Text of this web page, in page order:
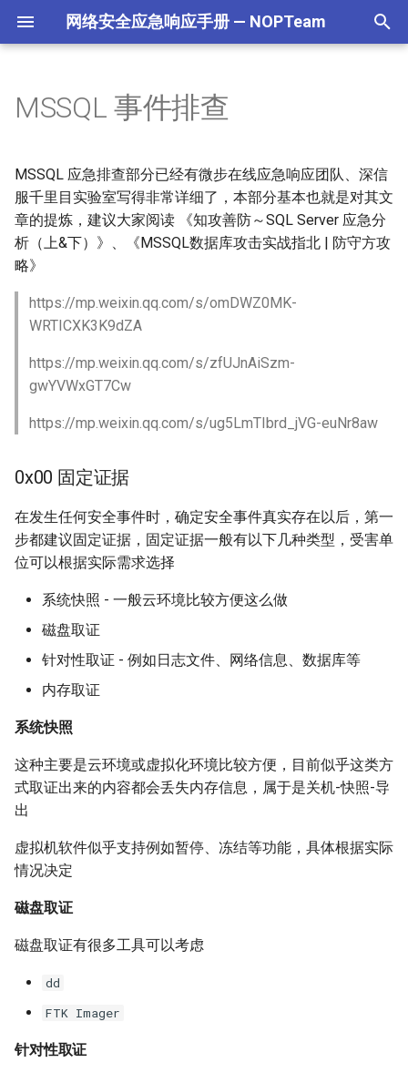
网络安全应急响应手册 — NOPTeam
化
搜
索
引
封面
简介
更新日记
处置前准备
注意事项
远控后门
勒索病毒
暴力破解
非持续性事件
恶意软件包供应链攻
常规安全检查
小技巧
知识点附录
0x00 固定证据
系统快照
磁盘取证
针对性取证
内存取证
0x02 用户及会话分析
0x03 MSSQL 登录日志分析
0x04 SQL执行日志分析
0x05 存储过程排查
1. 排查系统存储过程
3. 用户自定义存储过程
集
2. 查找程序集对应的文件
3. 添加恶意程序集日志
4. 删除程序集
0x07 作业 (Job)
1. 获取所有的作业(Job)
2. 新建作业
MSSQL 事件排查
MSSQL 应急排查部分已经有微步在线应急响应团队、深信
服千里目实验室写得非常详细了，本部分基本也就是对其文
章的提炼，建议大家阅读 《知攻善防～SQL Server 应急分
析（上&下）》、《MSSQL数据库攻击实战指北 | 防守方攻
略》
https://mp.weixin.qq.com/s/omDWZ0MK-
WRTICXK3K9dZA
https://mp.weixin.qq.com/s/zfUJnAiSzm-
gwYVWxGT7Cw
https://mp.weixin.qq.com/s/ug5LmTIbrd_jVG-euNr8aw
0x00 固定证据
在发生任何安全事件时，确定安全事件真实存在以后，第一
步都建议固定证据，固定证据一般有以下几种类型，受害单
位可以根据实际需求选择
系统快照 - 一般云环境比较方便这么做
磁盘取证
针对性取证 - 例如日志文件、网络信息、数据库等
内存取证
系统快照
这种主要是云环境或虚拟化环境比较方便，目前似乎这类方
式取证出来的内容都会丢失内存信息，属于是关机-快照-导
出
虚拟机软件似乎支持例如暂停、冻结等功能，具体根据实际
情况决定
磁盘取证
磁盘取证有很多工具可以考虑
dd
FTK Imager
针对性取证